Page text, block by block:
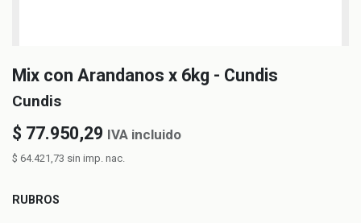
Mix con Arandanos x 6kg - Cundis
Cundis
$ 77.950,29 IVA incluido
$ 64.421,73 sin imp. nac.
RUBROS